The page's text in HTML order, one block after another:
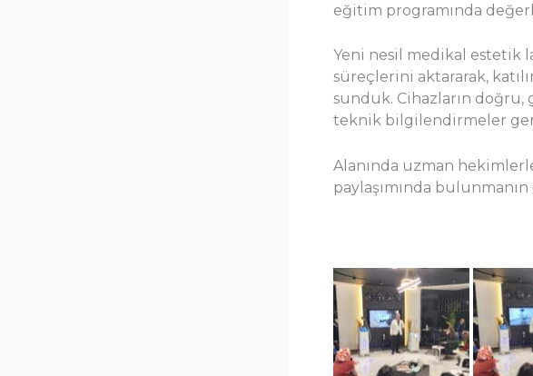
eğitim programında
Yeni nesil medikal estetik
süreçlerini aktararak,
sunduk. Cihazların doğru,
teknik bilgilendirmeler
Alanında uzman
paylaşımında